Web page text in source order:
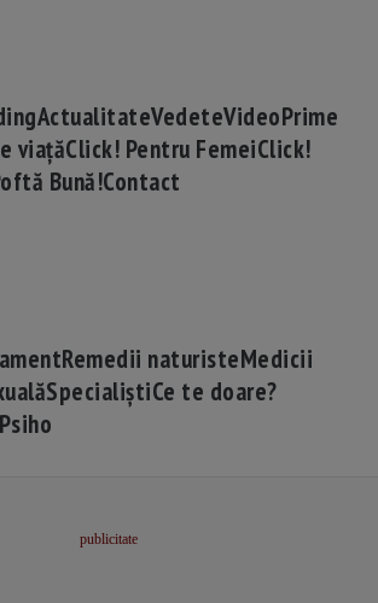
ActualitateVedeteVideoPrime
viațăClick! Pentru FemeiClick!
Bună!Contact
Remedii naturisteMedicii
SpecialiștiCe te doare?
Psiho